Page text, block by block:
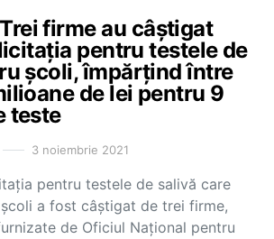
firme au câștigat
pentru testele de
școli, împărțind între
de lei pentru 9
teste
3 noiembrie 2021
pentru testele de salivă care
a fost câștigat de trei firme,
de Oficiul Național pentru